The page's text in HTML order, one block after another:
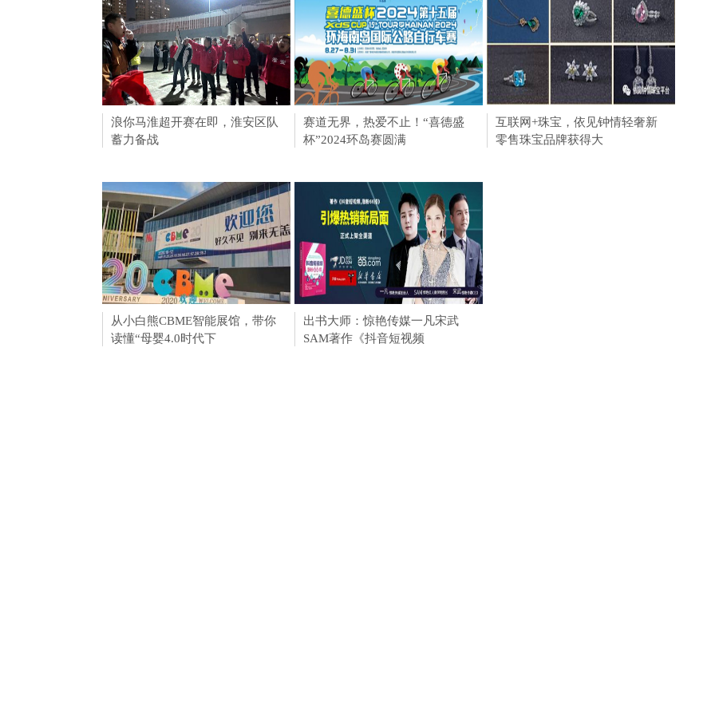
浪你马淮超开赛在即，淮安区队
蓄力备战
淮安成功举办第四届淮河华商大
会211个签约项目 总
赛道无界，热爱不止！“喜德盛
杯”2024环岛赛圆满
赛道无界，热爱不止！“喜德盛
杯”2024环岛赛圆满
中国人寿财险青岛市分公司为岛
城经济 发展贡献保
互联网+珠宝，依见钟情轻奢新
零售珠宝品牌获得大
从小白熊CBME智能展馆，带你
读懂“母婴4.0时代下
泰迪熊纸尿裤人气担当产品登陆
CBME孕婴童展
出书大师：惊艳传媒一凡宋武
SAM著作《抖音短视频